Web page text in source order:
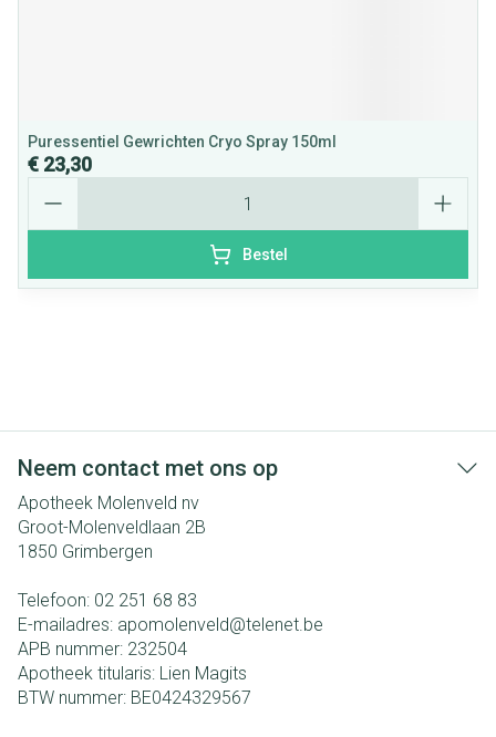
Puressentiel Gewrichten Cryo Spray 150ml
€ 23,30
Bestel
Neem contact met ons op
Apotheek Molenveld nv
Groot-Molenveldlaan 2B
1850 Grimbergen
Telefoon: 02 251 68 83
E-mailadres: apomolenveld@telenet.be
APB nummer: 232504
Apotheek titularis: Lien Magits
BTW nummer: BE0424329567